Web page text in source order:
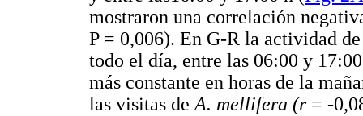
mostraron una correlación
P = 0,006). En G-R la actividad
todo el día, entre las 06:00 y
más constante en horas de la
las visitas deA. mellifera (r= -